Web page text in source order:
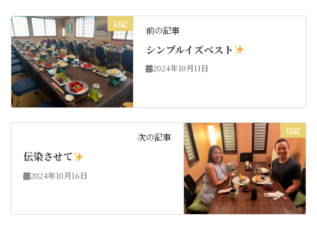
日記
前の記事
シンプルイズベスト
2024年10月11日
日記
次の記事
伝染させて
2024年10月16日